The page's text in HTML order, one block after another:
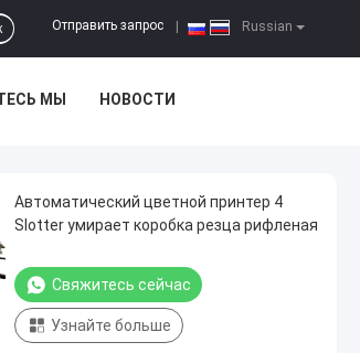
Russian
Отправить запрос
МЫ НОВОСТИ
Автоматический цветной принтер 4
Slotter умирает коробка резца рифленая
Свяжитесь сейчас
Узнайте больше